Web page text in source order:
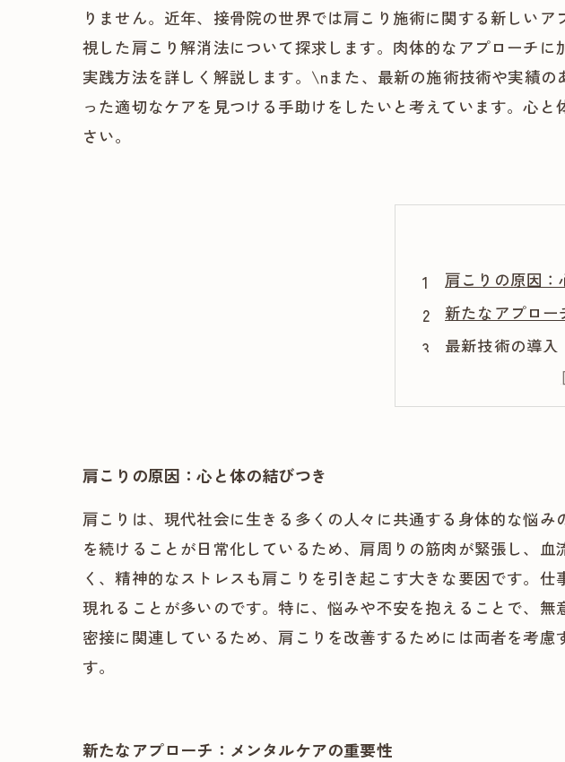
りません。近年、接骨院の世界では肩こり施術に関する新しい
視した肩こり解消法について探求します。肉体的なアプローチ
実践方法を詳しく解説します。\nまた、最新の施術技術や実績
った適切なケアを見つける手助けをしたいと考えています。心
さい。
肩こりの原因：
新たなアプロ
最新技術の導
成功事例：施
新常識の普及
肩こりの原因：心と体の結びつき
肩こりは、現代社会に生きる多くの人々に共通する身体的な悩
を続けることが日常化しているため、肩周りの筋肉が緊張し、
く、精神的なストレスも肩こりを引き起こす大きな要因です。
現れることが多いのです。特に、悩みや不安を抱えることで、
密接に関連しているため、肩こりを改善するためには両者を考
す。
新たなアプローチ：メンタルケアの重要性